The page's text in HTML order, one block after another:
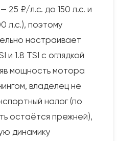
25 ₽/л.с. до 150 л.с. и
л.с.), поэтому
настраивает
и 1.8 TSI с оглядкой
мощность мотора
владелец не
налог (по
остаётся прежней),
динамику